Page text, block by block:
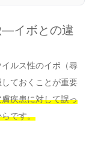
―イボとの違
ルス性のイボ（尋
ておくことが重要
疾患に対して誤っ
です。